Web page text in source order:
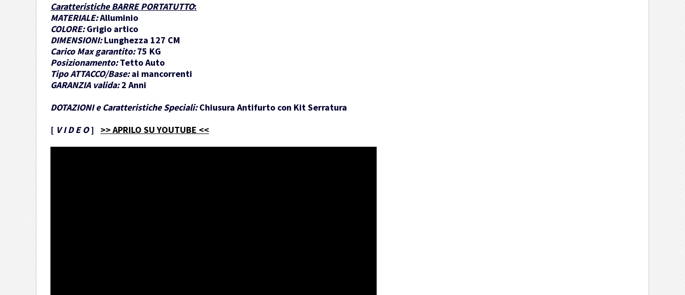
Caratteristiche BARRE PORTATUTTO:
MATERIALE:Alluminio
COLORE: Grigio artico
DIMENSIONI: Lunghezza 127 CM
Carico Max garantito: 75 KG
Posizionamento: Tetto Auto
Tipo ATTACCO/Base: ai mancorrenti
GARANZIA valida: 2 Anni
DOTAZIONI e Caratteristiche Speciali: Chiusura Antifurto con Kit Serratura
[ V I D E O] >> APRILO SU YOUTUBE <<